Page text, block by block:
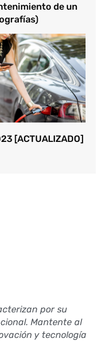
de un
[ACTUALIZADO]
por su
Mantente al
y tecnología